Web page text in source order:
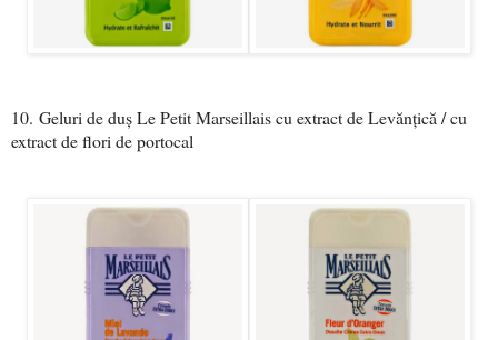
10. Geluri de duș Le Petit Marseillais cu extract de Levănțică / cu
extract de flori de portocal